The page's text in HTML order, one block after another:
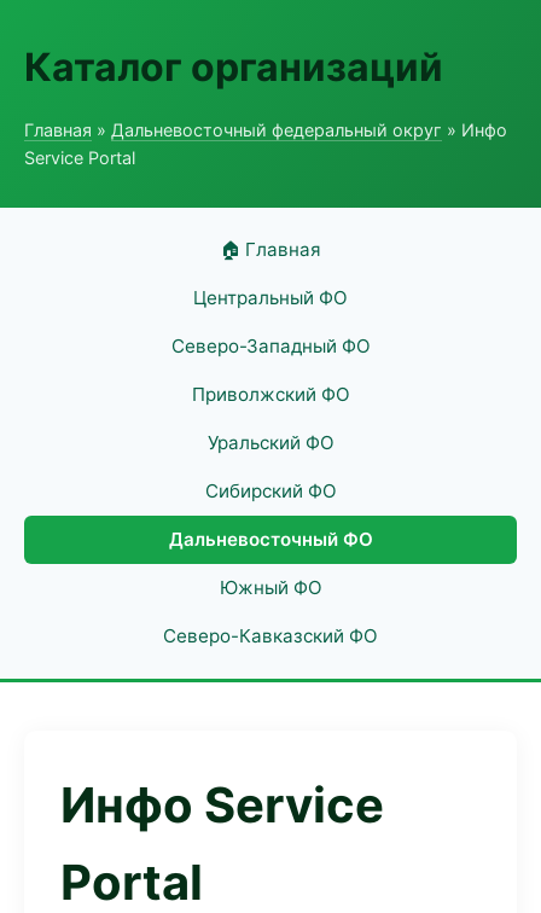
Каталог организаций
Главная » Дальневосточный федеральный округ » Инфо
Service Portal
🏠 Главная
Центральный ФО
Северо-Западный ФО
Приволжский ФО
Уральский ФО
Сибирский ФО
Дальневосточный ФО
Южный ФО
Северо-Кавказский ФО
Инфо Service
Portal